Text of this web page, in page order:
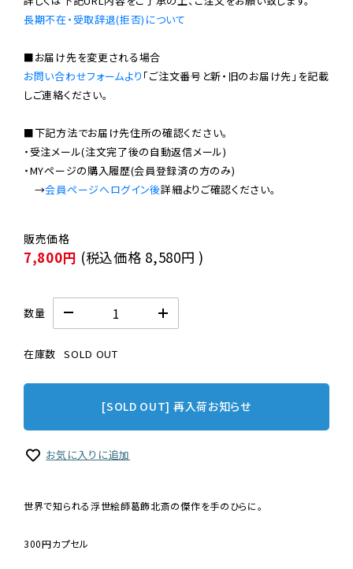
長期不在・受取辞退(拒否)について
お問い合わせフォームより 「ご注文番号と新・旧のお届け先」を記載
しご連絡ください。
■下記方法でお届け先住所の確認ください。
・受注メール(注文完了後の自動返信メール)
・MYページの購入履歴(会員登録済の方のみ)
→会員ページへログイン後
7,800円 (税込価格 8,580円 )
数量
在庫数 SOLD OUT
[SOLD OUT] 再入荷お知らせ
お気に入りに追加
世界で知られる浮世絵師葛飾北斎の傑作を手のひらに。
300円カプセル